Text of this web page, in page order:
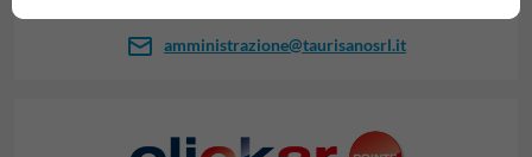
amministrazione@taurisanosrl.it